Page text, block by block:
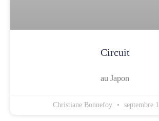
Circuit
au Japon
Christiane Bonnefoy septembre